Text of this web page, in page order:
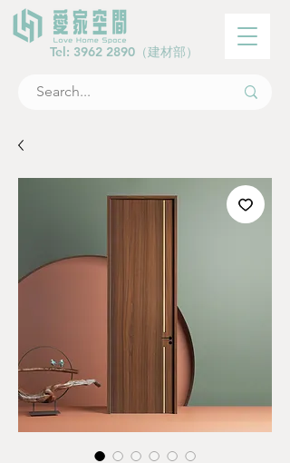
Tel: 3962 2890 （建材部）